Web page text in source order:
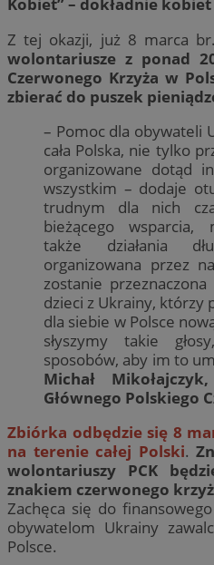
Kobiet” – dokładnie
Z tej okazji, już 8 marca
wolontariusze z ponad
Czerwonego Krzyża w
zbierać do puszek
– Pomoc dla obywateli
cała Polska, nie tylko
organizowane dotąd
wszystkim – dodaje
trudnym dla nich
bieżącego wsparcia,
także działania
organizowana przez
zostanie
dzieci z Ukrainy, którzy
dla siebie w Polsce
słyszymy takie
sposobów, aby im to
Michał
Głównego Polskiego
Zbiórka odbędzie się 8
na terenie całej Polski.
wolontariuszy PCK
znakiem czerwonego
Zachęca się do
obywatelom Ukrainy
Polsce.